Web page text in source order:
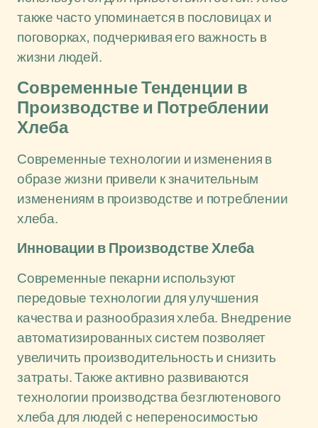
также часто упоминается в пословицах и
поговорках, подчеркивая его важность в
жизни людей.
Современные Тенденции в
Производстве и Потреблении
Хлеба
Современные технологии и изменения в
образе жизни привели к значительным
изменениям в производстве и потреблении
хлеба.
Инновации в Производстве Хлеба
Современные пекарни используют
передовые технологии для улучшения
качества и разнообразия хлеба. Внедрение
автоматизированных систем позволяет
увеличить производительность и снизить
затраты. Также активно развиваются
технологии производства безглютенового
хлеба для людей с непереносимостью